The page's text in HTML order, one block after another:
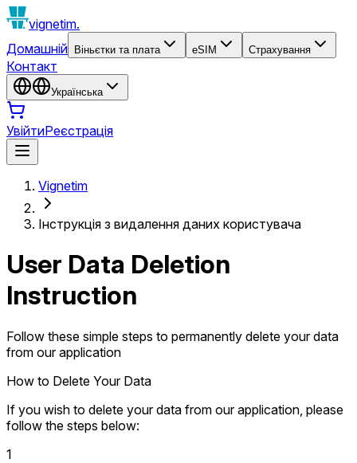
vignetim.
Домашній
Віньєтки та плата eSIM Страхування
Контакт
Українська
УвійтиРеєстрація
Vignetim
Інструкція з видалення даних користувача
User Data Deletion
Instruction
Follow these simple steps to permanently delete your data
from our application
How to Delete Your Data
If you wish to delete your data from our application, please
follow the steps below:
1